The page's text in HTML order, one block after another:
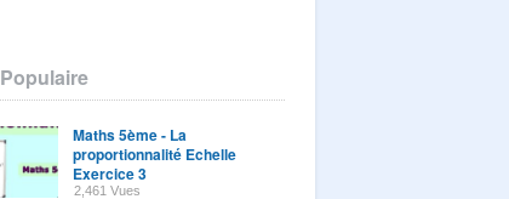
Populaire
Maths 5ème - La
proportionnalité Echelle
Exercice 3
2,461 Vues